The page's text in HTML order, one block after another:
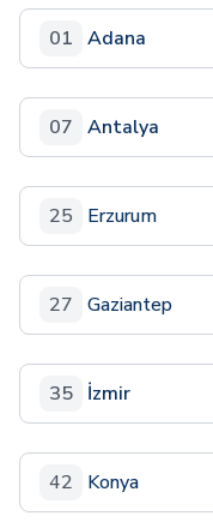
01 Adana
07 Antalya
25 Erzurum
27 Gaziantep
35 İzmir
42 Konya